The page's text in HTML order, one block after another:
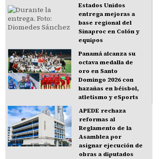
Estados Unidos
entrega mejoras a
base regional del
Sinaproc en Colón y
equipos
Panamá alcanza su
octava medalla de
oro en Santo
Domingo 2026 con
hazañas en béisbol,
atletismo y eSports
APEDE rechaza
reformas al
Reglamento de la
Asamblea por
asignar ejecución de
obras a diputados